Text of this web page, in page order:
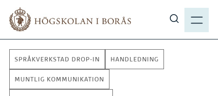
N
i
s
a
SPRÅKVERKSTAD DROP-IN HANDLEDNING
MUNTLIG KOMMUNIKATION